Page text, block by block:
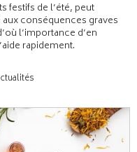
festifs de l’été, peut
conséquences graves
l’importance d’en
rapidement.